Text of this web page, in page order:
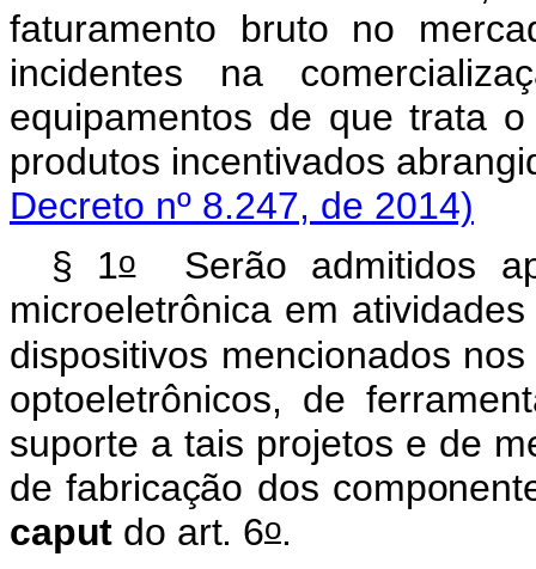
faturamento bruto no
incidentes na
equipamentos de que trata
produtos incentivados
Decreto nº 8.247, de 2014)
§ 1oSerão admitidos
microeletrônica em
dispositivos mencionados
optoeletrônicos, de
suporte a tais projetos e de
de fabricação dos
caput do art. 6o.